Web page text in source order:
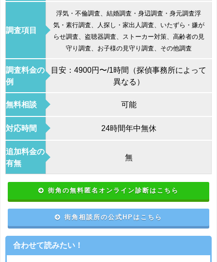
調査項目
浮気・不倫調査、結婚調査・身辺調査・身元調査浮
気・素行調査、人探し・家出人調査、いたずら・嫌が
らせ調査、盗聴器調査、ストーカー対策、高齢者の見
守り調査、お子様の見守り調査、その他調査
調査料金の
例
目安：4900円〜/1時間（探偵事務所によって
異なる）
無料相談 可能
対応時間 24時間年中無休
追加料金の
有無
無
街角の無料匿名オンライン診断はこちら
街角相談所の公式HPはこちら
合わせて読みたい！